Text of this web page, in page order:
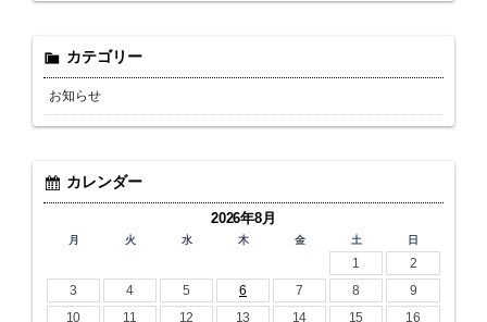
カテゴリー
お知らせ
カレンダー
2026年8月
月 火 水 木 金 土 日
1
2
3
4 5 6 7 8
9
10
11 12 13 14 15
16